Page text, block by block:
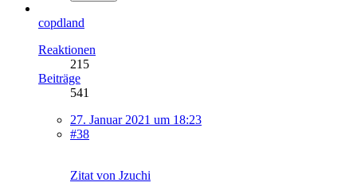
copdland
Reaktionen
215
Beiträge
541
27. Januar 2021 um 18:23
#38
Zitat von Jzuchi